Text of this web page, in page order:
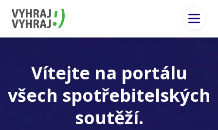
Vítejte na portálu
všech spotřebitelských
soutěží.